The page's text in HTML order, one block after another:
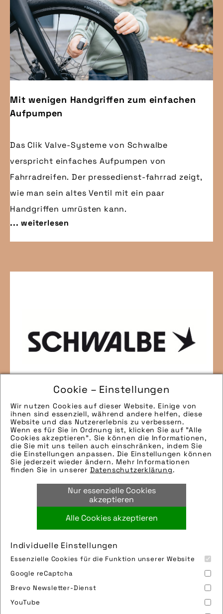
Cookie – Einstellungen
Wir nutzen Cookies auf dieser Website. Einige von
ihnen sind essenziell, während andere helfen, diese
Website und das Nutzererlebnis zu verbessern.
Wenn es für Sie in Ordnung ist, klicken Sie auf "Alle
Cookies akzeptieren". Sie können die Informationen,
die Sie mit uns teilen auch einschränken, indem Sie
die Einstellungen anpassen. Die Einstellungen können
Sie jederzeit wieder ändern. Mehr Informationen
finden Sie in unserer Datenschutzerklärung.
Nur essenzielle Cookies
akzeptieren
Alle Cookies akzeptieren
Individuelle Einstellungen
Essenzielle Cookies für die Funktion unserer Website
Google reCaptcha
Brevo Newsletter-Dienst
YouTube
Mit wenigen Handgriffen zum einfachen
Aufpumpen
Das Clik Valve-Systeme von Schwalbe
verspricht einfaches Aufpumpen von
Fahrradreifen. Der pressedienst-fahrrad zeigt,
wie man sein altes Ventil mit ein paar
Handgriffen umrüsten kann.
... weiterlesen
Schwalbe
Hersteller von Fahrradreifen und Erfinder des
Marathon- und Unplattbar-Reifens.
... weiterlesen